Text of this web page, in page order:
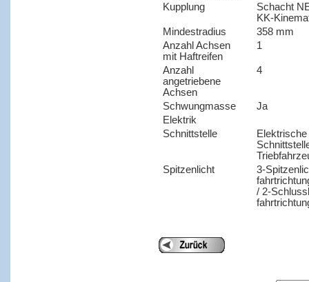
Kupplung
Schacht
KK-
Mindestradius
358 mm
Anzahl Achsen
mit Haftreifen
1
Anzahl
angetriebene
Achsen
4
Schwungmasse
Ja
Elektrik
Schnittstelle
Elektrische
Spitzenlicht
3-
/ 2-